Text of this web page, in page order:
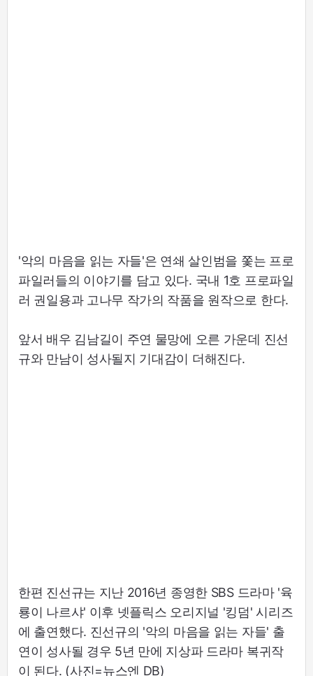
'악의 마음을 읽는 자들'은 연쇄 살인범을 쫓는 프로
파일러들의 이야기를 담고 있다. 국내 1호 프로파일
러 권일용과 고나무 작가의 작품을 원작으로 한다.
앞서 배우 김남길이 주연 물망에 오른 가운데 진선
규와 만남이 성사될지 기대감이 더해진다.
한편 진선규는 지난 2016년 종영한 SBS 드라마 '육
룡이 나르샤' 이후 넷플릭스 오리지널 '킹덤' 시리즈
에 출연했다. 진선규의 '악의 마음을 읽는 자들' 출
연이 성사될 경우 5년 만에 지상파 드라마 복귀작
이 된다. (사진=뉴스엔 DB)